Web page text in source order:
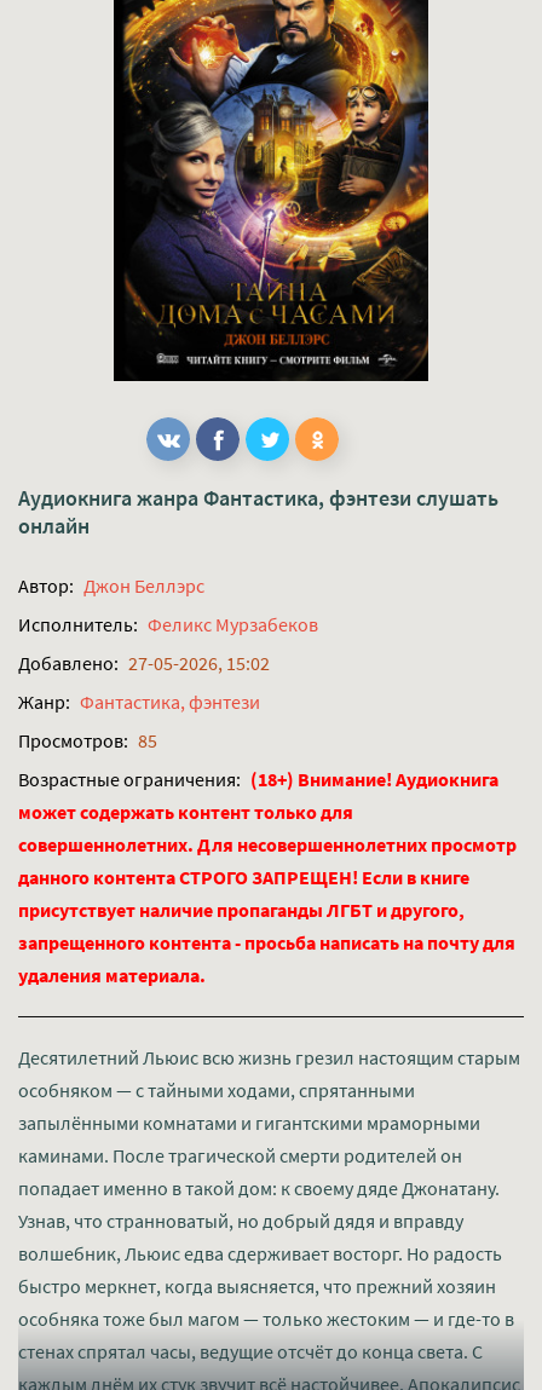
Аудиокнига жанра Фантастика, фэнтези слушать
онлайн
Автор: Джон Беллэрс
Исполнитель: Феликс Мурзабеков
Добавлено: 27-05-2026, 15:02
Жанр: Фантастика, фэнтези
Просмотров: 85
Возрастные ограничения: (18+) Внимание! Аудиокнига
может содержать контент только для
совершеннолетних. Для несовершеннолетних просмотр
данного контента СТРОГО ЗАПРЕЩЕН! Если в книге
присутствует наличие пропаганды ЛГБТ и другого,
запрещенного контента - просьба написать на почту для
удаления материала.
Десятилетний Льюис всю жизнь грезил настоящим старым
особняком — с тайными ходами, спрятанными
запылёнными комнатами и гигантскими мраморными
каминами. После трагической смерти родителей он
попадает именно в такой дом: к своему дяде Джонатану.
Узнав, что странноватый, но добрый дядя и вправду
волшебник, Льюис едва сдерживает восторг. Но радость
быстро меркнет, когда выясняется, что прежний хозяин
особняка тоже был магом — только жестоким — и где-то в
стенах спрятал часы, ведущие отсчёт до конца света. С
каждым днём их стук звучит всё настойчивее. Апокалипсис